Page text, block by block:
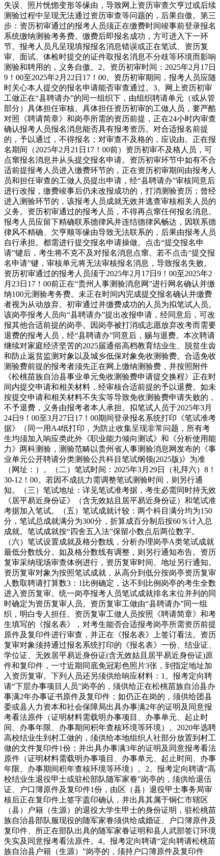
失误、照片恍惚变形等缘由，导致网上资历审查欠亨过或后续
测验过程中呈现无法通过资历审查等问题的，后果自傲。第三
步：资历初审通过的报考人员须正在缴费时间竣事前登录报名
系统缴纳测验考务费。缴费后即报名成功，方可进入下一环
节。报考人员凡呈现填报报名消息错误或正在笔试、资历复
审、面试、体检时提交的证件取报名消息不分歧等环境而影响
测验和聘用的，义务自傲。2。资历初审时间：2025年2月17日
9！00至2025年2月22日17！00。资历初审期间，报考人员应随
时关心本人提交的报名申请能否审查通过。3。网上资历初审
工做正在“县聘请办”的同一组织下，由组织聘请单元（或从管
部分）具体担任审核。具体担任资历初审的工做人员，要严酷
对照《聘请简章》和岗亭所需的资历前提，正在24小时内审查
确认报考人员报名消息能否具有报考资历。对合适报名前提
的，予以通过，不得报名；对审查不及格的，应说由。正在报
名期间（2025年2月21日17！00前）资历初审不及格人员，可
点窜报名消息并从头提交报名申请。资历初审环节中如有不合
适前提报考人员进入缴费环节的，正在资历初审期间由报考人
员和担任审查的工做人员提出申请，经“县聘请办”审核同意后
进行改报，缴费竣事后仍未改报成功的，打消测验资历；曾经
进入测验环节的，该报考人员成就无效并逃查审核相关人员的
义务。资历初审通过的报考人员，不得再点窜任何报名消息。
报考人员应留下精确联系德律风并连结德律风畅达，因联系德
律风不精确、欠亨顺等缘由导致无法联系的，后果由报考人员
自行承担。都需进行提交报名申请操做。点击“提交报名申
请”键后，考生将不克不及对报名消息点窜。若不点击“提交报
名申请”键，审核单元将无法审核报名消息，导致报名失败。
资历初审通过的报考人员须于2025年2月17日9！00至2025年2
月23日17！00前正在“贵州人事测验消息网”进行网名确认并缴
纳100元测验考务费。未正在时间内完成提交报名确认并缴费
者视为从动放弃。初审通过并缴费成功的人员为拟笔试人员。
该岗亭报考人员向“县聘请办”提出改报申请，经同意后，可改
报其他合适前提的岗亭。因岗亭被打消或志愿放弃改考而需要
退费的报考人员，经“县聘请办”同意后，赐与退费。本次聘请
继续对家庭经济坚苦的2025届通俗高档教育结业生、脱贫生齿
和防止返贫监测对象以及城乡低保对象免收测验费。合适免收
测验费前提的报考者须先正在网上缴纳测验费，并按照附件
《松桃苗族自治县事业单元免收测验费申请提交换程》正在时
间内提交申请和相关材料，经审核合适前提的予以退费。如未
按提交申请和相关材料不失实等导致免收测验费申请失败的，
不予退费，义务由报考者本人承担。拟笔试人员于2025年3月
24日9！00至3月27日17！00期间登录报名系统打印《笔试准考
据》（同一用A4纸打印，为防止收集呈现非常问题，所有考
生均须加入响应类此外《职业能力倾向测试》和《分析使用能
力》两科测验，测验范畴以贵州省人事测验消息网发布的《事
业单元公开聘请分类测验公共科目笔试纲领(2025版)》为准
（网址：）。（二）笔试时间：2025年3月29日（礼拜六）8！
30-12！00。若因不成抗力需调整笔试测验时间，则另行通
知。（三）笔试地址：详见笔试准考据，考生必需同时持无效
《居平易近身份证》（含无效姑且居平易近身份证）和笔试准
考据加入笔试。（五）笔试成就计较：两个科目满分均为150
分，笔试总成就满分为300分，折算成百分制后按60％计入总
成就。笔试成就按“四舍五入法”保留小数点后两位数字。
（六）笔试设置成就及格分数线，分析办理岗亭A类笔试成就
最低分数线分。如及格分数线有调整，则另行通知布告。资历
复审采纳现场审查体例进行，资历复审时间、地址另行通知。
资历复审对象为按照笔试成就，从高分到低分按岗亭资历复审
人数取聘请打算数3：1比例确定，达不到比例岗亭的考生全数
进入资历复审。统一岗亭报考人员笔试成就排名末位并列的同
时确定为资历复审人员。资历复审工做由“县聘请办”同一组
织，明白专人担任。资历复审工做人员按照《聘请简章》和考
生填写的《报名表》，对考生能否合适报考岗亭所需资历前提
原件及复印件进行审查，并正在《报名表》上签订看法。资历
复审对象须持通过报名系统打印的《报名表》一份、结业证、
学位证、无效居平易近身份证(含无效姑且居平易近身份证)原
件和复印件，一寸近期同底免冠彩色照片3张，到指定地址加
入资历复审。下列人员还另须供给响应材料：1。报考定向聘
请“下层办事项目人员”岗亭的，须供给正在松桃苗族自治县办
事满2年办事证书原件及复印件；如仍正在岗的，须供给团县
委或县人力资本和社会保障局出具办事满2年的证明及同意报
考看法原件（证明材料需载明办事项目、办事单元、起止时
间、办事年限、办事期间积年查核环境等环境）。2020年选聘
高校结业生到村工做的，须供给本地组织人社部分放置到村工
做的文件复印件1份；并出具办事满3年的证明及同意报考看法
原件（证明材料需载明办事项目、办事单元、起止时间、办事
年限、办事期间积年查核环境等环境）。2。报考定向聘请“高
校结业生退役甲士或驻松部队随军家眷”岗亭的，须供给退伍
证、户口簿原件及复印件1份，由区（县）退役甲士事务局审
核后正在复印件上签字盖印确认，并出具其属于铜仁市辖区
（县）户籍（生源）的退役大学生甲士的身份证明，驻松桃苗
族自治县部队服现役的随军家眷须供给成婚证、户口簿原件及
复印件、所正在部队出具的随军家眷证明和县人武部签订环境
失实及同意报考看法原件。4。报考定向聘请“定向聘请松桃苗
族自治县户籍（生源）”岗亭的，须持户口簿原件及复印件